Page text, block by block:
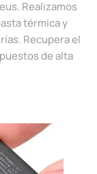
Realizamos
térmica y
Recupera el
de alta